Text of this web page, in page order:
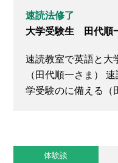
速読法修了
大学受験生 田代順
速読教室で英語と大
（田代順一さま）
学受験のに備える
体験談